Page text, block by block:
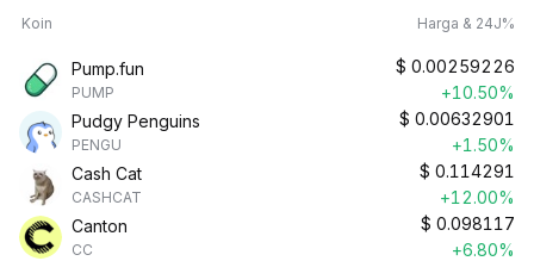
Koin Harga & 24J%
Pump.fun
PUMP
$ 0.00259226
+10.50%
Pudgy Penguins
PENGU
$ 0.00632901
+1.50%
Cash Cat
CASHCAT
$ 0.114291
+12.00%
Canton
CC
$ 0.098117
+6.80%